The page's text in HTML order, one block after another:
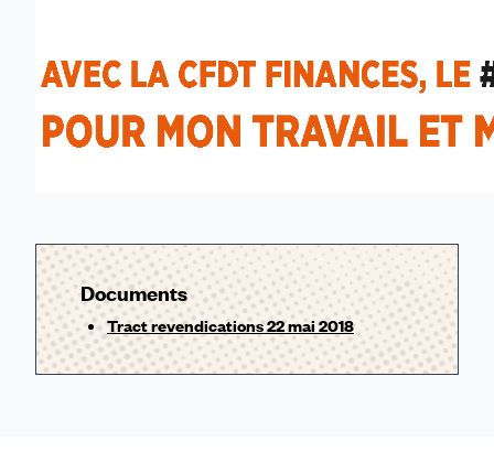
Documents
Tract revendications 22 mai 2018